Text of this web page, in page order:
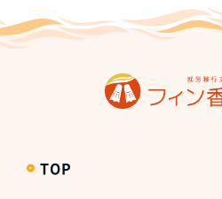
TOP